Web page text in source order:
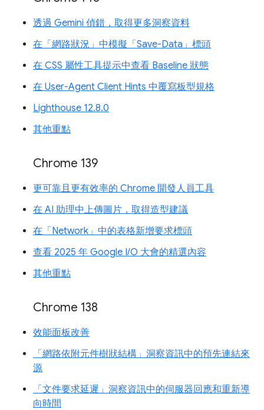
透過 Gemini 偵錯，取得更多洞察資料
在「網路狀況」中模擬「Save-Data」標頭
在 CSS 屬性工具提示中查看 Baseline 狀態
在 User-Agent Client Hints 中覆寫板型規格
Lighthouse 12.8.0
其他重點
Chrome 139
更可靠且更有效率的 Chrome 開發人員工具
在 AI 助理中上傳圖片，取得造型建議
在「Network」中的表格新增要求標頭
查看 2025 年 Google I/O 大會的精選內容
其他重點
Chrome 138
效能面板改善
「網路依附元件樹狀結構」洞察資訊中的預先連結來
源
「文件要求延遲」洞察資訊中的伺服器回應和重新導
向時間